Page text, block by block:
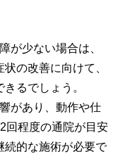
が少ない場合は、
の改善に向けて、
るでしょう。
があり、動作や仕
回程度の通院が目安
続的な施術が必要で